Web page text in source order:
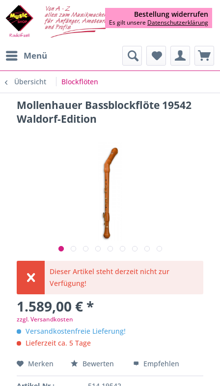
Menü
Übersicht Blockflöten
Mollenhauer Bassblockflöte 19542
Waldorf-Edition
Dieser Artikel steht derzeit nicht zur
Verfügung!
1.589,00 € *
zzgl. Versandkosten
Versandkostenfreie Lieferung!
Lieferzeit ca. 5 Tage
Merken Bewerten Empfehlen
Bestellung widerrufen
Es gilt unsere Datenschutzerklärung